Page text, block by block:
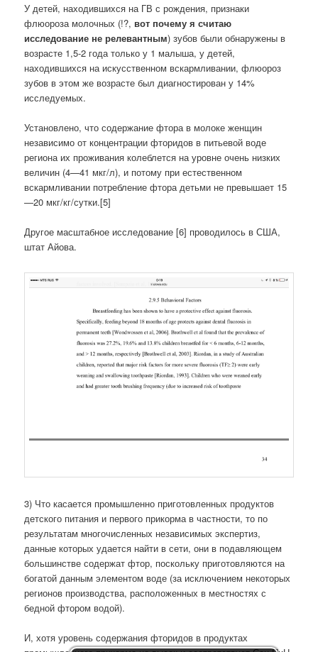
У детей, находившихся на ГВ с рождения, признаки
флюороза молочных (!?, вот почему я считаю
исследование не релевантным) зубов были обнаружены в
возрасте 1,5-2 года только у 1 малыша, у детей,
находившихся на искусственном вскармливании, флюороз
зубов в этом же возрасте был диагностирован у 14%
исследуемых.
Установлено, что содержание фтора в молоке женщин
независимо от концентрации фторидов в питьевой воде
региона их проживания колеблется на уровне очень низких
величин (4—41 мкг/л), и потому при естественном
вскармливании потребление фтора детьми не превышает 15
—20 мкг/кг/сутки.[5]
Другое масштабное исследование [6] проводилось в США,
штат Айова.
3) Что касается промышленно приготовленных продуктов
детского питания и первого прикорма в частности, то по
результатам многочисленных независимых экспертиз,
данные которых удается найти в сети, они в подавляющем
большинстве содержат фтор, поскольку приготовляются на
богатой данным элементом воде (за исключением некоторых
регионов производства, расположенных в местностях с
бедной фтором водой).
И, хотя уровень содержания фторидов в продуктах